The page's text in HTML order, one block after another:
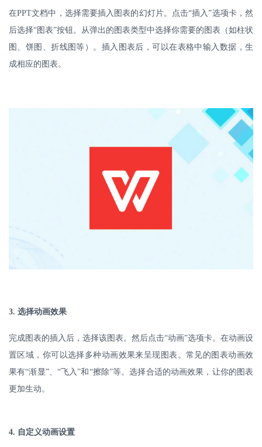
在PPT文档中，选择需要插入图表的幻灯片。点击“插入”选项卡，然
后选择“图表”按钮。从弹出的图表类型中选择你需要的图表（如柱状
图、饼图、折线图等）。插入图表后，可以在表格中输入数据，生
成相应的图表。
3. 选择动画效果
完成图表的插入后，选择该图表。然后点击“动画”选项卡。在动画设
置区域，你可以选择多种动画效果来呈现图表。常见的图表动画效
果有“渐显”、“飞入”和“擦除”等。选择合适的动画效果，让你的图表
更加生动。
4. 自定义动画设置